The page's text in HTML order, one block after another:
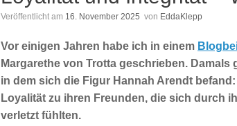
Veröffentlicht am 16. November 2025 von EddaKlepp
Vor einigen Jahren habe ich in einem
Margarethe von Trotta geschrieben.
in dem sich die Figur Hannah Arendt
Loyalität zu ihren Freunden, die sich durch
verletzt fühlten.